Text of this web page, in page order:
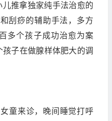
推拿独家纯手法治愈的
刮痧的辅助手法，多方
多个孩子成功治愈为案
子在做腺样体肥大的调
童来诊，晚间睡觉打呼